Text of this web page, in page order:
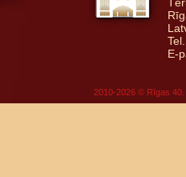
E-
2010-2026 © Rīgas